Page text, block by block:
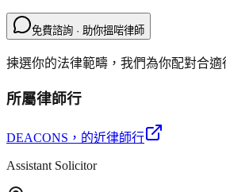
免費諮詢 · 助你搵啱律師
揀選你的法律範疇，我們為你配對合適
所屬律師行
DEACONS ，的近律師行
Assistant Solicitor